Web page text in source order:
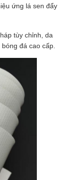
ứng lá sen đẩy
tùy chỉnh, da
đá cao cấp.